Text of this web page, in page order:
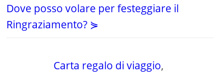
Dove posso volare per festeggiare il
Ringraziamento? ⋟
Carta regalo di viaggio,